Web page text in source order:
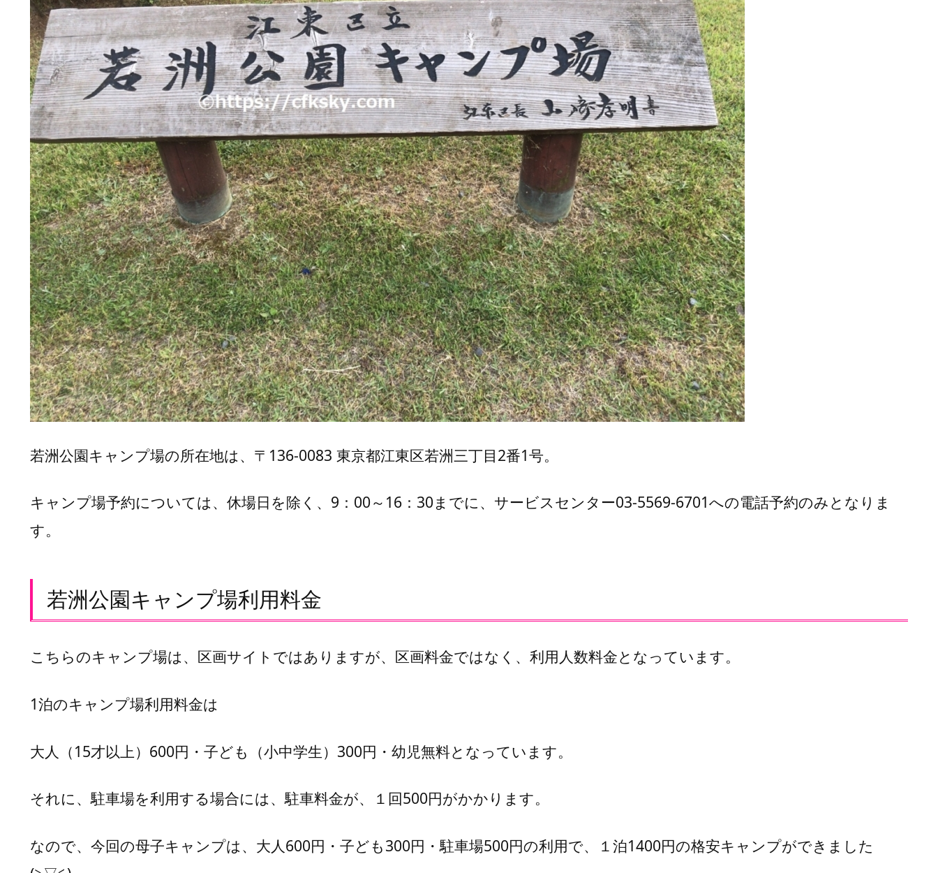
き
た
キ
ャ
ン
プ
若
洲
海
浜
公
園
&
江
東
区
立
若
洲
公
園
キ
ャ
プ
若
ャ
ン
場
料
若
公
園
ャ
ン
若洲公園キャンプ場の所在地は、〒136-0083 東京都江東区若洲三丁目2番1号。
キャンプ場予約については、休場日を除く、9：00～16：30までに、サービスセンター03-5569-6701への電話予約のみとなりま
す。
若洲公園キャンプ場利用料金
こちらのキャンプ場は、区画サイトではありますが、区画料金ではなく、利用人数料金となっています。
1泊のキャンプ場利用料金は
大人（15才以上）600円・子ども（小中学生）300円・幼児無料となっています。
それに、駐車場を利用する場合には、駐車料金が、１回500円がかかります。
なので、今回の母子キャンプは、大人600円・子ども300円・駐車場500円の利用で、１泊1400円の格安キャンプができました